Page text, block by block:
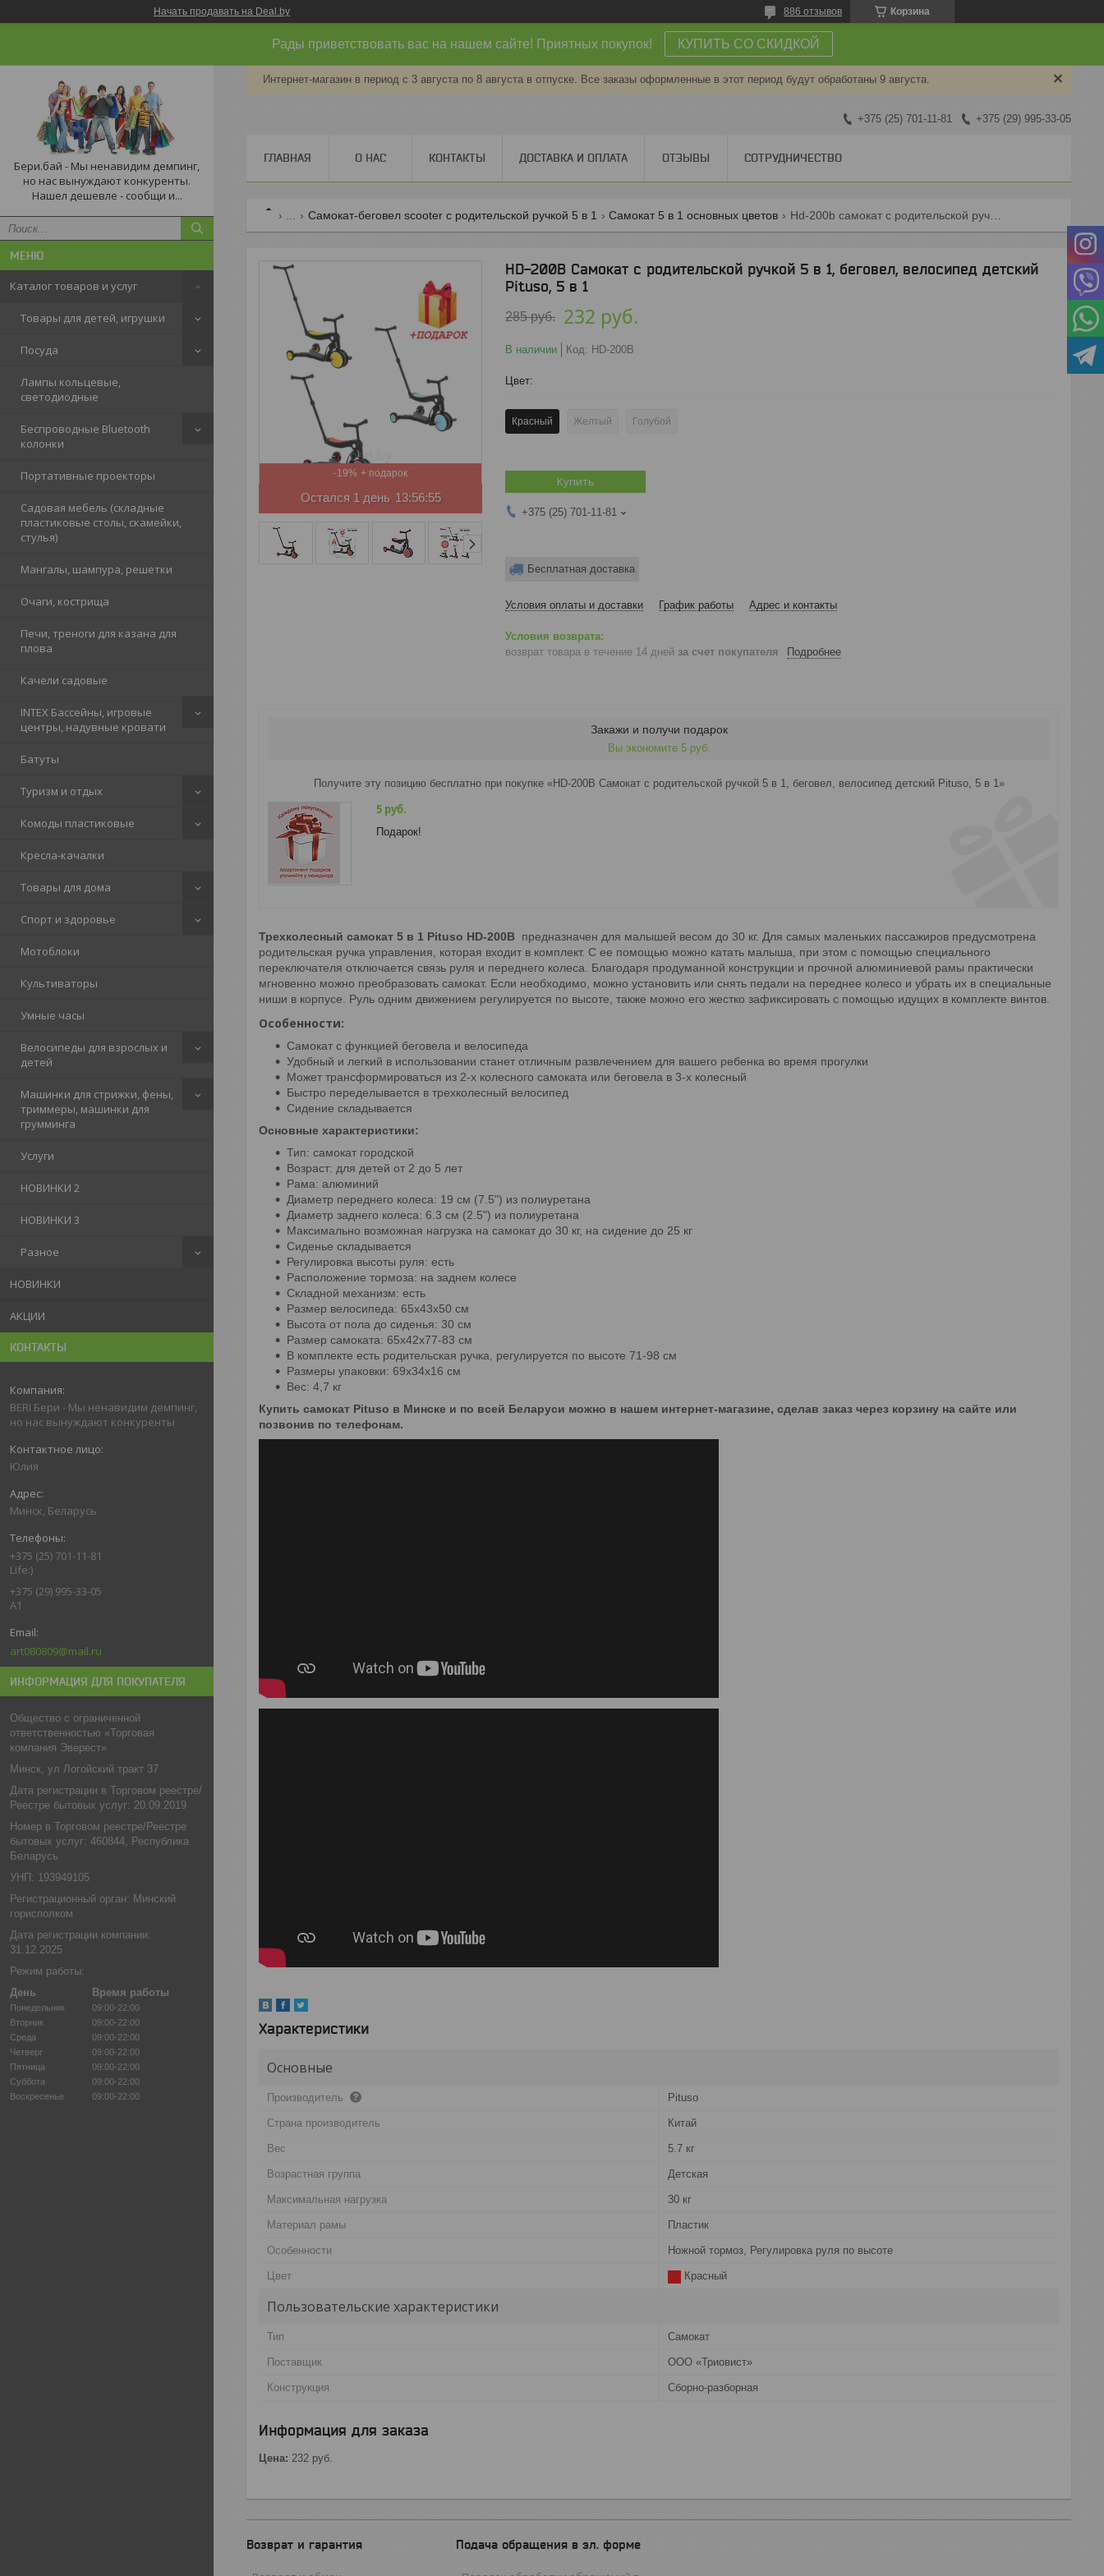
Начать продавать на Deal.by Корзина
886 отзывов
Рады приветствовать вас на нашем сайте! Приятных покупок! КУПИТЬ СО СКИДКОЙ
Бери.бай - Мы ненавидим демпинг,
но нас вынуждают конкуренты.
Нашел дешевле - сообщи и...
Каталог товаров и услуг
Товары для детей, игрушки
Посуда
Лампы кольцевые,
светодиодные
Беспроводные Bluetooth
колонки
Портативные проекторы
Садовая мебель (складные
пластиковые столы, скамейки,
стулья)
Мангалы, шампура, решетки
Очаги, кострища
Печи, треноги для казана для
плова
Качели садовые
INTEX Бассейны, игровые
центры, надувные кровати
Батуты
Туризм и отдых
Комоды пластиковые
Кресла-качалки
Товары для дома
Спорт и здоровье
Мотоблоки
Культиваторы
Умные часы
Велосипеды для взрослых и
детей
Машинки для стрижки, фены,
триммеры, машинки для
грумминга
Услуги
НОВИНКИ 2
НОВИНКИ 3
Разное
НОВИНКИ
АКЦИИ
КОНТАКТЫ
BERI Бери - Мы ненавидим демпинг,
но нас вынуждают конкуренты
Юлия
Минск, Беларусь
+375 (25) 701-11-81
Life:)
+375 (29) 995-33-05
A1
art080809@mail.ru
ИНФОРМАЦИЯ ДЛЯ ПОКУПАТЕЛЯ
Общество с ограниченной
ответственностью «Торговая
компания Эверест»
Минск, ул Логойский тракт 37
Дата регистрации в Торговом реестре/
Реестре бытовых услуг: 20.09.2019
Номер в Торговом реестре/Реестре
бытовых услуг: 460844, Республика
Беларусь
УНП: 193949105
Регистрационный орган: Минский
горисполком
Дата регистрации компании:
31.12.2025
Режим работы:
День
Время работы
Понедельник
09:00-22:00
Вторник
09:00-22:00
Среда
09:00-22:00
Четверг
09:00-22:00
Пятница
09:00-22:00
Суббота
09:00-22:00
Воскресенье
09:00-22:00
Интернет-магазин в период с 3 августа по 8 августа в отпуске. Все заказы оформленные в этот период будут обработаны 9 августа.
+375 (25) 701-11-81 +375 (29) 995-33-05
ГЛАВНАЯ О НАС КОНТАКТЫ ДОСТАВКА И ОПЛАТА ОТЗЫВЫ СОТРУДНИЧЕСТВО
Самокат-беговел scooter с родительской ручкой 5 в 1 Самокат 5 в 1 основных цветов Hd-200b самокат с родительской ручкой 5 в 1, беговел, велосипед детский pituso, 5 в 1
-19%
Остался 1 день 13:56:54
HD-200B Самокат с родительской ручкой 5 в 1, беговел, велосипед детский
Pituso, 5 в 1
285руб. 232 руб.
В наличии Код: HD-200B
Цвет:
Красный Желтый Голубой
Купить
+375 (25) 701-11-81
Бесплатная доставка
Условия оплаты и доставки График работы Адрес и контакты
возврат товара в течение 14 дней за счет покупателя Подробнее
Закажи и получи подарок
Вы экономите 5 руб.
Получите эту позицию бесплатно при покупке «HD-200B Самокат с родительской ручкой 5 в 1, беговел, велосипед детский Pituso, 5 в 1»
5 руб.
Подарок!
Трехколесный самокат 5 в 1 Pituso HD-200B предназначен для малышей весом до 30 кг. Для самых маленьких пассажиров предусмотрена
родительская ручка управления, которая входит в комплект. С ее помощью можно катать малыша, при этом с помощью специального
переключателя отключается связь руля и переднего колеса. Благодаря продуманной конструкции и прочной алюминиевой рамы практически
мгновенно можно преобразовать самокат. Если необходимо, можно установить или снять педали на переднее колесо и убрать их в специальные
ниши в корпусе. Руль одним движением регулируется по высоте, также можно его жестко зафиксировать с помощью идущих в комплекте винтов.
Особенности:
Самокат с функцией беговела и велосипеда
Удобный и легкий в использовании станет отличным развлечением для вашего ребенка во время прогулки
Может трансформироваться из 2-х колесного самоката или беговела в 3-х колесный
Быстро переделывается в трехколесный велосипед
Сидение складывается
Основные характеристики:
Тип: самокат городской
Возраст: для детей от 2 до 5 лет
Рама: алюминий
Диаметр переднего колеса: 19 см (7.5") из полиуретана
Диаметр заднего колеса: 6.3 см (2.5") из полиуретана
Максимально возможная нагрузка на самокат до 30 кг, на сидение до 25 кг
Сиденье складывается
Регулировка высоты руля: есть
Расположение тормоза: на заднем колесе
Складной механизм: есть
Размер велосипеда: 65х43х50 см
Высота от пола до сиденья: 30 см
Размер самоката: 65х42х77-83 см
В комплекте есть родительская ручка, регулируется по высоте 71-98 см
Размеры упаковки: 69х34х16 см
Вес: 4,7 кг
Купить самокат Pituso в Минске и по всей Беларуси можно в нашем интернет-магазине, сделав заказ через корзину на сайте или
позвонив по телефонам.
Характеристики
Основные
Производитель Pituso
Страна производитель Китай
Вес 5.7 кг
Возрастная группа Детская
Максимальная нагрузка 30 кг
Материал рамы Пластик
Особенности Ножной тормоз, Регулировка руля по высоте
Цвет Красный
Пользовательские характеристики
Тип Самокат
Поставщик ООО «Триовист»
Конструкция Сборно-разборная
Информация для заказа
Цена: 232 руб.
Возврат и гарантия Подача обращения в эл. форме